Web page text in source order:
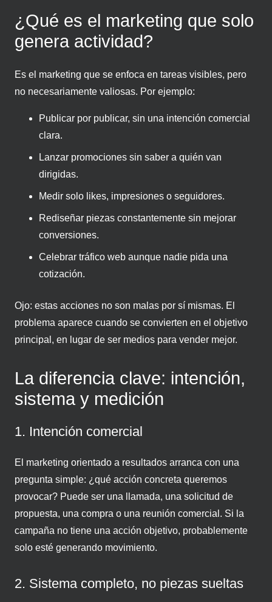
¿Qué es el marketing que solo
genera actividad?
Es el marketing que se enfoca en tareas visibles, pero
no necesariamente valiosas. Por ejemplo:
Publicar por publicar, sin una intención comercial
clara.
Lanzar promociones sin saber a quién van
dirigidas.
Medir solo likes, impresiones o seguidores.
Rediseñar piezas constantemente sin mejorar
conversiones.
Celebrar tráfico web aunque nadie pida una
cotización.
Ojo: estas acciones no son malas por sí mismas. El
problema aparece cuando se convierten en el objetivo
principal, en lugar de ser medios para vender mejor.
La diferencia clave: intención,
sistema y medición
1. Intención comercial
El marketing orientado a resultados arranca con una
pregunta simple: ¿qué acción concreta queremos
provocar? Puede ser una llamada, una solicitud de
propuesta, una compra o una reunión comercial. Si la
campaña no tiene una acción objetivo, probablemente
solo esté generando movimiento.
2. Sistema completo, no piezas sueltas